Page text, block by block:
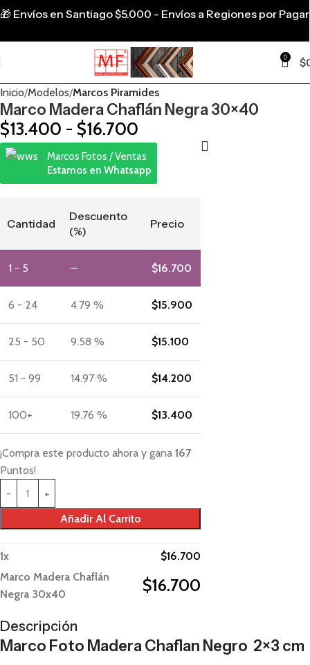
0 $
Inicio Modelos Marcos Piramides
Marco Madera Chaflán Negra 30×40
$13.400 - $16.700
Marcos Fotos / Ventas
Estamos en Whatsapp
Cantidad
Descuento
(%)
Precio
1 - 5 — $16.700
6 - 24 4.79 % $15.900
25 - 50 9.58 % $15.100
51 - 99 14.97 % $14.200
100+ 19.76 % $13.400
¡Compra este producto ahora y gana 167
Puntos!
Añadir Al Carrito
1x $16.700
Marco Madera Chaflán
Negra 30x40
$16.700
Descripción
Marco Foto Madera Chaflan Negro 2×3 cm
🎁 Envíos en Santiago $5.000 - Envíos a Regiones por Pagar